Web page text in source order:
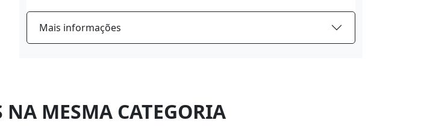
Mais informações
NA MESMA CATEGORIA